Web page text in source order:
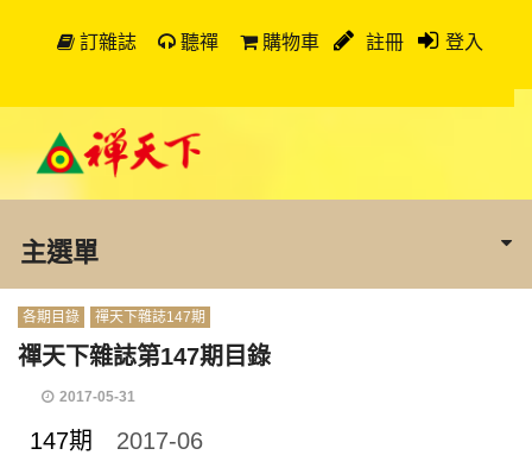
訂雜誌 聽禪 購物車 註冊 登入
主選單
各期目錄 禪天下雜誌147期
禪天下雜誌第147期目錄
2017-05-31
147期 2017-06